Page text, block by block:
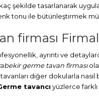
şekilde tasarlanarak
tonu ile bütünleştirmek
firması
ayrıntı ve
germe tavan firması
diğer dokularla
tavancı yüzlerce